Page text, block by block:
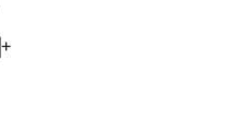
+